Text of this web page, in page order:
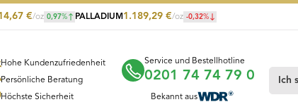
€/oz 0,97% PALLADIUM 1.189,29 €/oz -0,32%
Hohe Kundenzufriedenheit
Persönliche Beratung
Höchste Sicherheit
Service und Bestellhotline
0201 74 74 79 0
Bekannt aus